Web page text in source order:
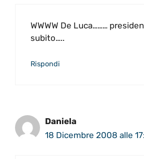
WWWW De Luca………
subito…..
Rispondi
Daniela
18 Dicembre 2008 alle